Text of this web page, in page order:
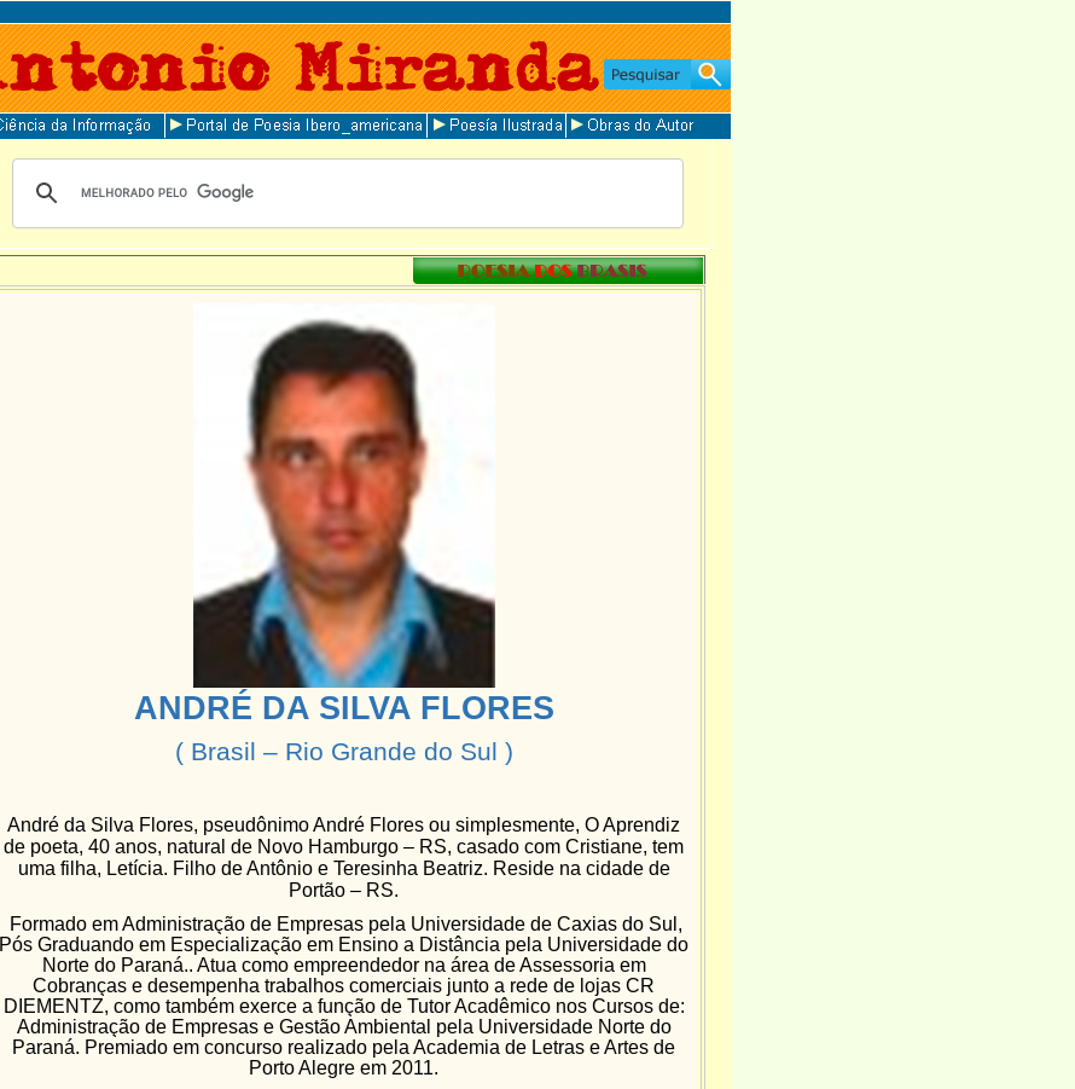
ANDRÉ DA SILVA FLORES
( Brasil – Rio Grande do Sul )
André da Silva Flores, pseudônimo André Flores ou simplesmente, O Aprendiz
de poeta, 40 anos, natural de Novo Hamburgo – RS, casado com Cristiane, tem
uma filha, Letícia. Filho de Antônio e Teresinha Beatriz. Reside na cidade de
Portão – RS.
Formado em Administração de Empresas pela Universidade de Caxias do Sul,
Pós Graduando em Especialização em Ensino a Distância pela Universidade do
Norte do Paraná.. Atua como empreendedor na área de Assessoria em
Cobranças e desempenha trabalhos comerciais junto a rede de lojas CR
DIEMENTZ, como também exerce a função de Tutor Acadêmico nos Cursos de:
Administração de Empresas e Gestão Ambiental pela Universidade Norte do
Paraná. Premiado em concurso realizado pela Academia de Letras e Artes de
Porto Alegre em 2011.